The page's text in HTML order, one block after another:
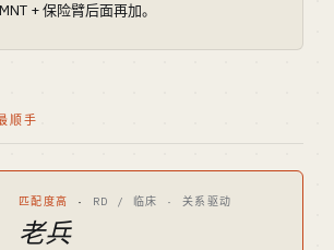
MNT + 保险臂后面再加。
顺手
匹配度高 · RD / 临床 · 关系驱动
老兵